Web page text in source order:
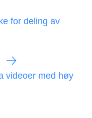
for deling av
videoer med høy